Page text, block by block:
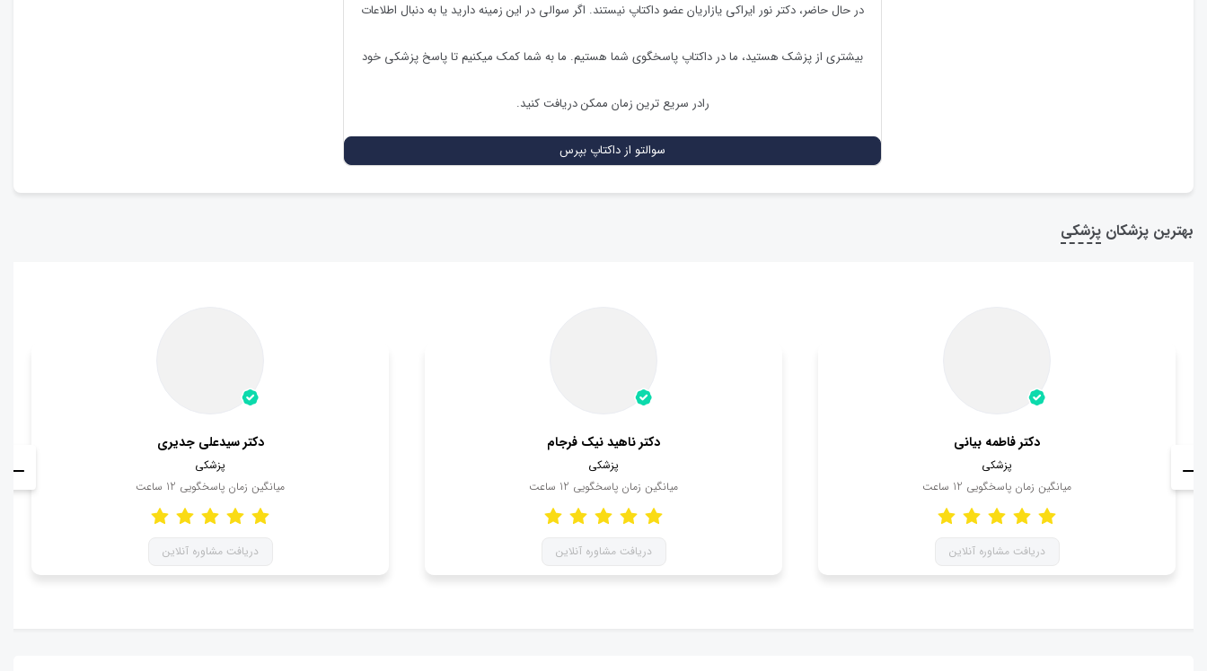
در حال حاضر، دکتر نور ایراکی یازاریانعضو داکتاپ نیستند. اگر سوالی در این زمینه دارید یا به دنبال اطلاعات
بیشتری از پزشک هستید، ما در داکتاپ پاسخگوی شما هستیم. ما به شما کمک میکنیم تا پاسخ پزشکی خود
رادر سریع ترین زمان ممکن دریافت کنید.
سوالتو از داکتاپ بپرس
بهترین پزشکان پزشکی
دکتر سیدعلی جدیری
پزشکی
میانگین زمان پاسخگویی 12 ساعت
دریافت مشاوره آنلاین
دکتر ناهید نیک فرجام
پزشکی
میانگین زمان پاسخگویی 12 ساعت
دریافت مشاوره آنلاین
دکتر فاطمه بیانی
پزشکی
میانگین زمان پاسخگویی 12 ساعت
دریافت مشاوره آنلاین